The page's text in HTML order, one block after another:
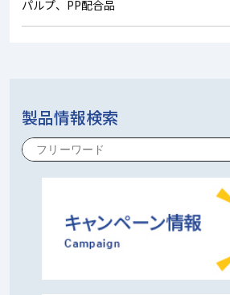
パルプ、PP配合品
製品情報検索